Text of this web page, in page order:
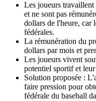
Les joueurs travaillent
et ne sont pas
dollars de l'heure, car
fédérales.
La rémunération du
dollars par mois et
Les joueurs vivent
potentiel sportif et
Solution proposée :
faire pression pour
fédérale du baseball